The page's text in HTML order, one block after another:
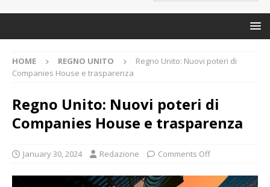
HOME REGNO UNITO
Regno Unito: Nuovi poteri di
Companies House e trasparenza
Regno Unito: Nuovi poteri di
Companies House e trasparenza
January 30, 2024 Redazione Comments Off